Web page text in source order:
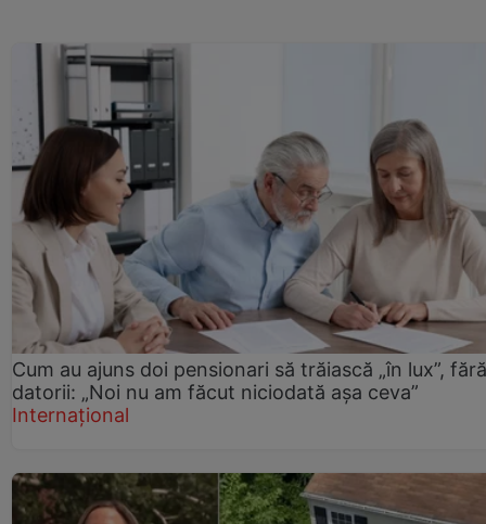
Cum au ajuns doi pensionari să trăiască „în lux”, fără
datorii: „Noi nu am făcut niciodată așa ceva”
Internațional